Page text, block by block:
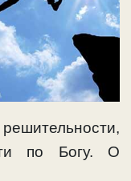
по Богу. О